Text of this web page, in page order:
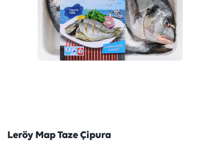
Leröy Map Taze Çipura